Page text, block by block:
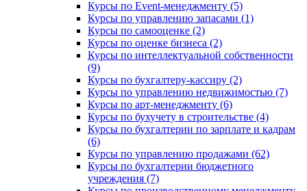
Курсы по Event-менеджменту (5)
Курсы по управлению запасами (1)
Курсы по самооценке (2)
Курсы по оценке бизнеса (2)
Курсы по интеллектуальной собственности
(9)
Курсы по бухгалтеру-кассиру (2)
Курсы по управлению недвижимостью (7)
Курсы по арт-менеджменту (6)
Курсы по бухучету в строительстве (4)
Курсы по бухгалтерии по зарплате и кадрам
(6)
Курсы по управлению продажами (62)
Курсы по бухгалтерии бюджетного
учреждения (7)